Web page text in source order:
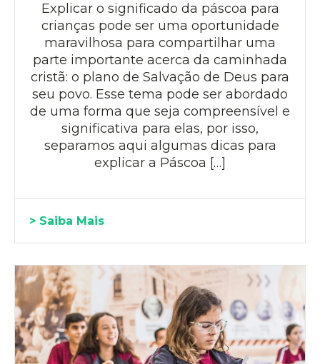
Explicar o significado da páscoa para
crianças pode ser uma oportunidade
maravilhosa para compartilhar uma
parte importante acerca da caminhada
cristã: o plano de Salvação de Deus para
seu povo. Esse tema pode ser abordado
de uma forma que seja compreensível e
significativa para elas, por isso,
separamos aqui algumas dicas para
explicar a Páscoa […]
> Saiba Mais